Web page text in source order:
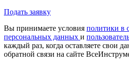
Подать заявку
Вы принимаете условия политики в
персональных данных и
каждый раз, когда оставляете свои
обратной связи на сайте